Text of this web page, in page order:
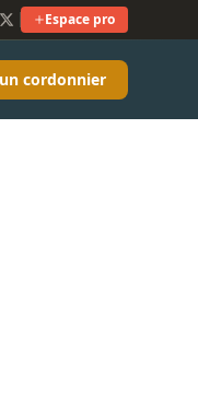
Espace pro
cordonnier